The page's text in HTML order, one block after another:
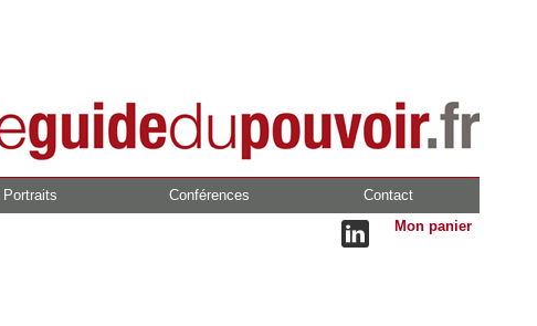
Portraits Conférences Contact
Mon panier